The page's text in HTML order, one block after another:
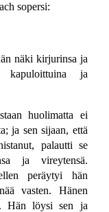
sopersi:
näki kirjurinsa ja
kapuloittuina ja
huolimatta ei
ja sen sijaan, että
palautti se
ja vireytensä.
peräytyi hän
vasten. Hänen
Hän löysi sen ja